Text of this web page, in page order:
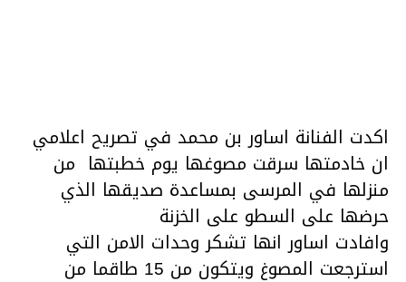
اكدت الفنانة اساور بن محمد في تصريح اعلامي
ان خادمتها سرقت مصوغها يوم خطبتها من
منزلها في المرسى بمساعدة صديقها الذي
حرضها على السطو على الخزنة
وافادت اساور انها تشكر وحدات الامن التي
استرجعت المصوغ ويتكون من 15 طاقما من